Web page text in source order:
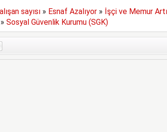
sayısı» Esnaf Azalıyor» İşçi ve Memur
Sosyal Güvenlik Kurumu (SGK)